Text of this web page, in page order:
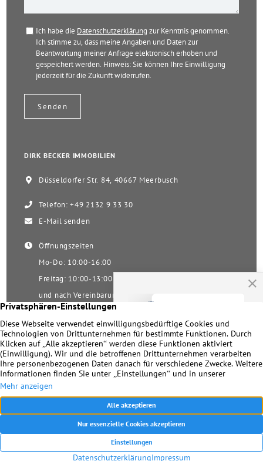
Ich habe die Datenschutzerklärung zur Kenntnis genommen.
Ich stimme zu, dass meine Angaben und Daten zur
Beantwortung meiner Anfrage elektronisch erhoben und
gespeichert werden. Hinweis: Sie können Ihre Einwilligung
jederzeit für die Zukunft widerrufen.
DIRK BECKER IMMOBILIEN
Düsseldorfer Str. 84, 40667 Meerbusch
Telefon: +49 2132 9 33 30
E-Mail senden
Öffnungszeiten
Mo-Do: 10:00-16:00
Freitag: 10:00-13:00
und nach Vereinbarung
Samstag nach Vereinbarung!
Unsere Facebookseite
Impressum | Datenschutz | Kontakt
© 2026 Dirk Becker Immobilien – Seit 1978 Ihr Immobilienmakler in
Meerbusch und Umgebung